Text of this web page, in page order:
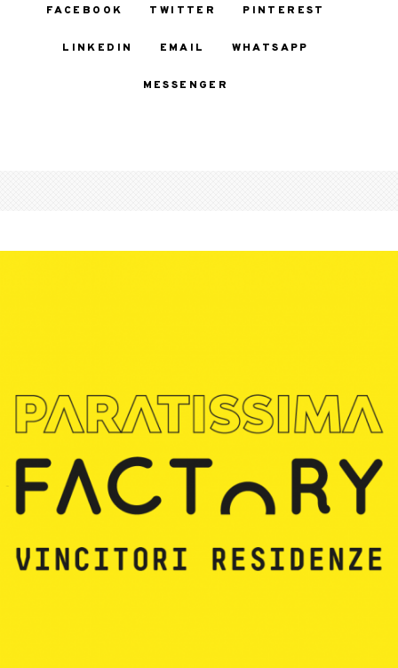
FACEBOOK
TWITTER PINTEREST
LINKEDIN EMAIL WHATSAPP
MESSENGER